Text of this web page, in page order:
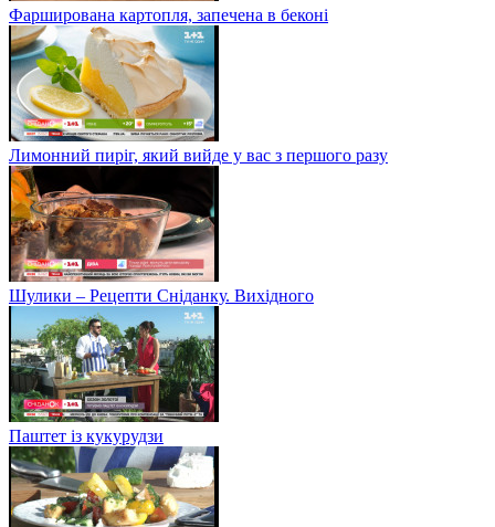
Фарширована картопля, запечена в беконі
Лимонний пиріг, який вийде у вас з першого разу
Шулики – Рецепти Сніданку. Вихідного
Паштет із кукурудзи